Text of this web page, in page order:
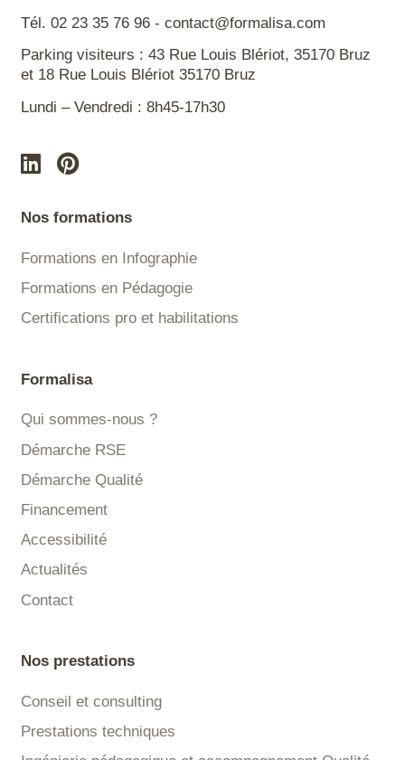
Tél. 02 23 35 76 96 - contact@formalisa.com
Parking visiteurs : 43 Rue Louis Blériot, 35170 Bruz
et 18 Rue Louis Blériot 35170 Bruz
Lundi – Vendredi : 8h45-17h30
Nos formations
Formations en Infographie
Formations en Pédagogie
Certifications pro et habilitations
Formalisa
Qui sommes-nous ?
Démarche RSE
Démarche Qualité
Financement
Accessibilité
Actualités
Contact
Nos prestations
Conseil et consulting
Prestations techniques